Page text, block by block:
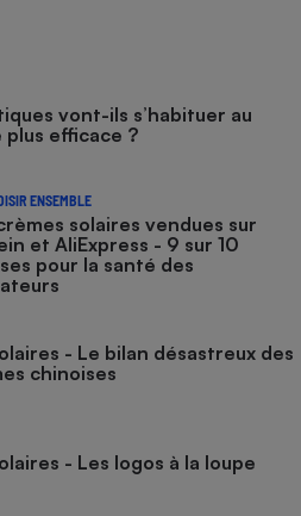
vont-ils s’habituer au
plus efficace ?
ENSEMBLE
solaires vendues sur
et AliExpress - 9 sur 10
pour la santé des
- Le bilan désastreux des
chinoises
- Les logos à la loupe